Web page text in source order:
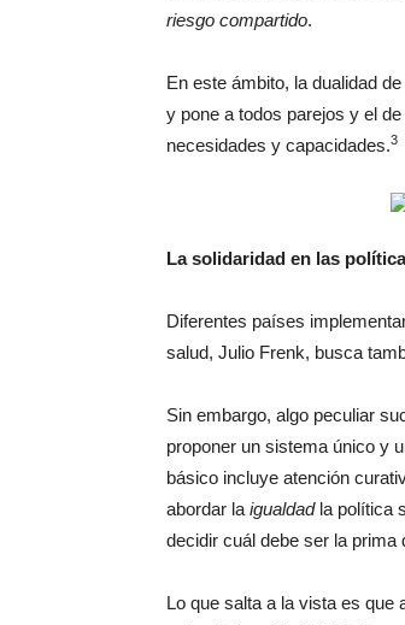
riesgo compartido.
En este ámbito, la dualidad
y pone a todos parejos y el de
necesidades y capacidades.3
La solidaridad en las
Diferentes países
salud, Julio Frenk, busca
Sin embargo, algo peculiar
proponer un sistema único y
básico incluye atención
abordar la igualdadla política
decidir cuál debe ser la prima
Lo que salta a la vista es que